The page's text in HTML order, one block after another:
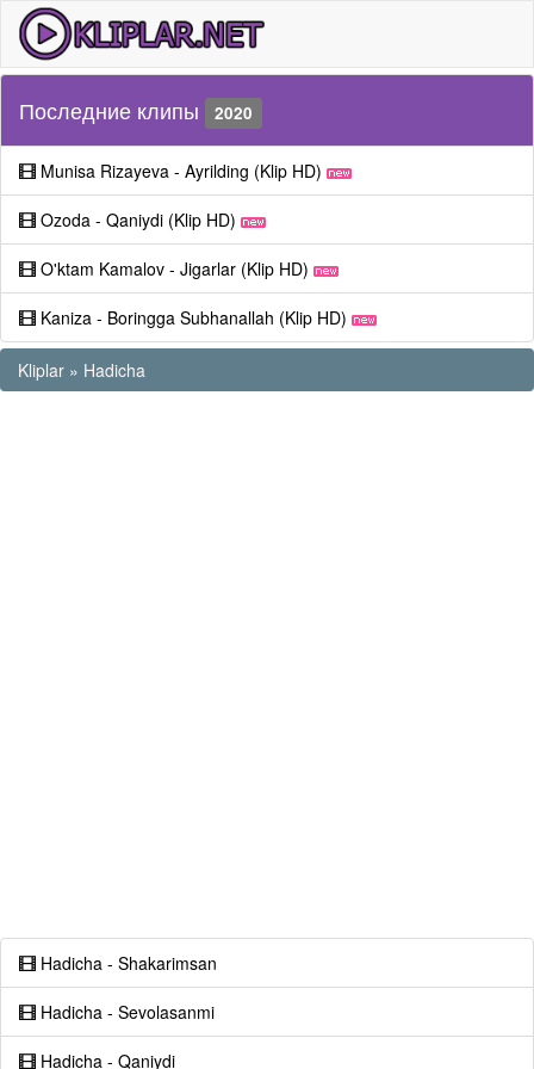
Последние клипы 2020
Munisa Rizayeva - Ayrilding (Klip HD)
Ozoda - Qaniydi (Klip HD)
O'ktam Kamalov - Jigarlar (Klip HD)
Kaniza - Boringga Subhanallah (Klip HD)
Kliplar » Hadicha
Hadicha - Shakarimsan
Hadicha - Sevolasanmi
Hadicha - Qaniydi